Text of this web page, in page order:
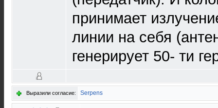
принимает
линии на себя
генерирует 50- ти
Выразили согласие: Serpens